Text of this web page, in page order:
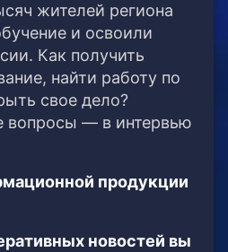
жителей региона
и освоили
Как получить
найти работу по
свое дело?
вопросы — в интервью
продукции
новостей вы